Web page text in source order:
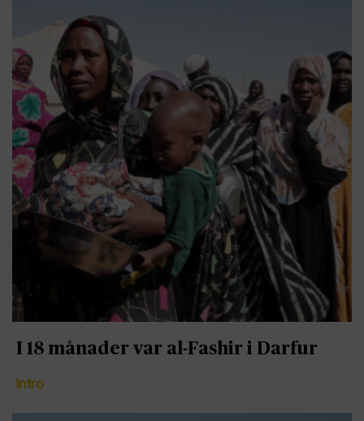
I 18 månader var al-Fashir i Darfur
Intro